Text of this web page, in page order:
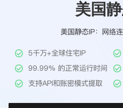
工具
帮助中心
美国
美国静态IP：网络
5千万+全球住宅IP
99.99% 的正常运行时间
支持API和账密模式提取